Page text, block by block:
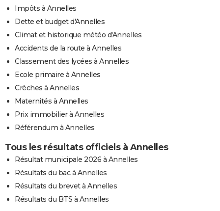
Impôts à Annelles
Dette et budget d'Annelles
Climat et historique météo d'Annelles
Accidents de la route à Annelles
Classement des lycées à Annelles
Ecole primaire à Annelles
Crèches à Annelles
Maternités à Annelles
Prix immobilier à Annelles
Référendum à Annelles
Tous les résultats officiels à Annelles
Résultat municipale 2026 à Annelles
Résultats du bac à Annelles
Résultats du brevet à Annelles
Résultats du BTS à Annelles